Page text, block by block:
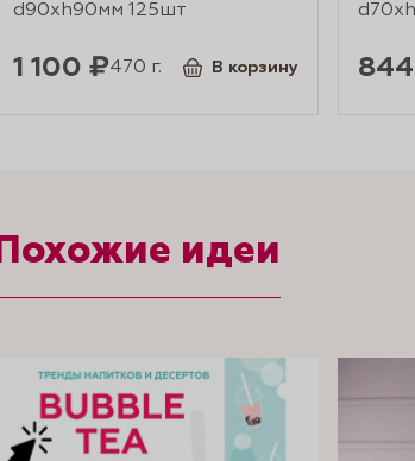
d90xh90мм 125шт
1 100 ₽470 г. В корзину
Похожие идеи